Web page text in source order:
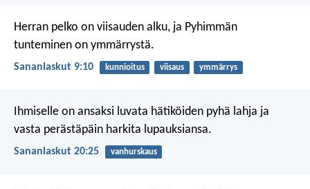
Herran pelko on viisauden alku, ja Pyhimmän
tunteminen on ymmärrystä.
Sananlaskut 9:10 kunnioitus viisaus ymmärrys
Ihmiselle on ansaksi luvata hätiköiden pyhä lahja ja
vasta perästäpäin harkita lupauksiansa.
Sananlaskut 20:25 vanhurskaus